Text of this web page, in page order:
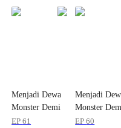
Menjadi Dewa
Monster Demi
Valkyrie
EP61
Menjadi
Monster
Valkyrie
EP60